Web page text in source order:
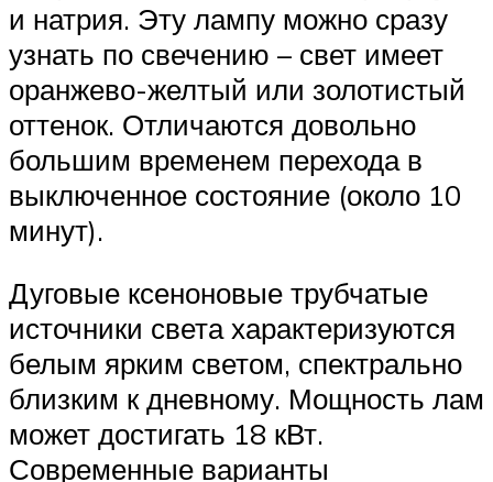
и натрия. Эту лампу можно сразу
узнать по свечению – свет имеет
оранжево-желтый или золотистый
оттенок. Отличаются довольно
большим временем перехода в
выключенное состояние (около 10
минут).
Дуговые ксеноновые трубчатые
источники света характеризуются
белым ярким светом, спектрально
близким к дневному. Мощность лам
может достигать 18 кВт.
Современные варианты